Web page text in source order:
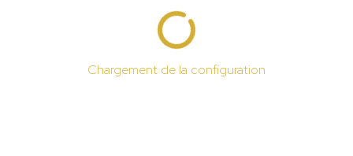
Chargement de la configuration